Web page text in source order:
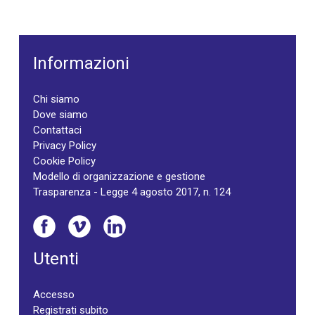
Informazioni
Chi siamo
Dove siamo
Contattaci
Privacy Policy
Cookie Policy
Modello di organizzazione e gestione
Trasparenza - Legge 4 agosto 2017, n. 124
Utenti
Accesso
Registrati subito